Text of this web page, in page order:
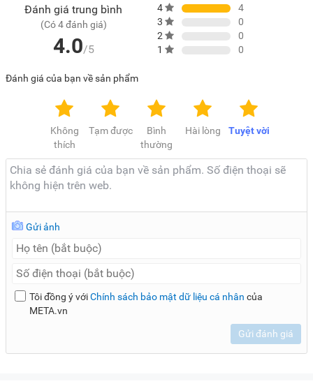
đổi tùy theo sản phẩm thực tế mà không cần thông báo
Đánh giá trung bình
(Có 4 đánh giá)
4.0/5
4
4
3
0
2
0
1
0
Đánh giá của bạn về sản phẩm
Tuyệt vời
Hài lòng
Bình
thường
Tạm được
Không
thích
Gửi ảnh
Tôi đồng ý vớiChính sách bảo mật dữ liệu cá nhân của
META.vn
Gửi đánh giá